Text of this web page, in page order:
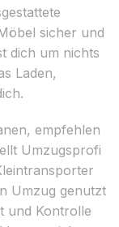
sicher und
dich um nichts
Laden,
empfehlen
Umzugsprofi
Umzug genutzt
und Kontrolle